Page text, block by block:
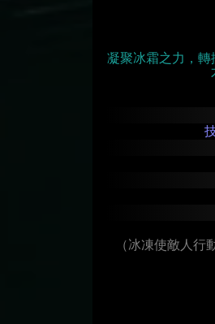
凝聚冰霜之力，
（冰凍使敵人行